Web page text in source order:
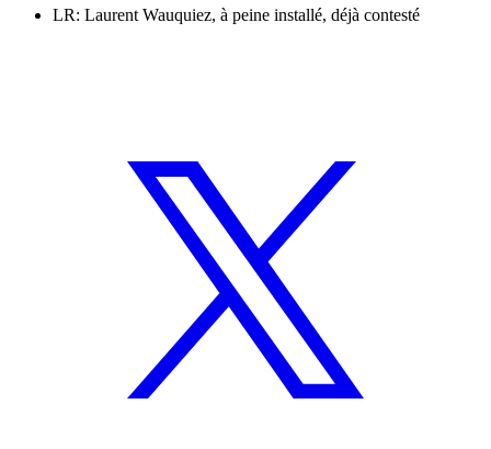
LR: Laurent Wauquiez, à peine installé, déjà contesté